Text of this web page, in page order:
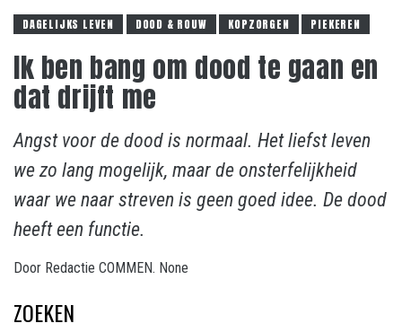
DAGELIJKS LEVEN DOOD & ROUW KOPZORGEN PIEKEREN
Ik ben bang om dood te gaan en
dat drijft me
Angst voor de dood is normaal. Het liefst leven
we zo lang mogelijk, maar de onsterfelijkheid
waar we naar streven is geen goed idee. De dood
heeft een functie.
Door Redactie COMMEN. None
ZOEKEN